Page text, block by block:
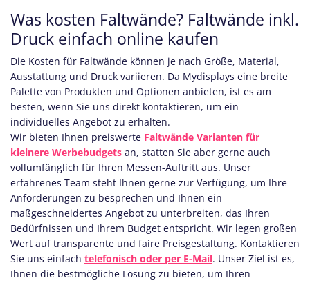
Was kosten Faltwände? Faltwände inkl.
Druck einfach online kaufen
Die Kosten für Faltwände können je nach Größe, Material,
Ausstattung und Druck variieren. Da Mydisplays eine breite
Palette von Produkten und Optionen anbieten, ist es am
besten, wenn Sie uns direkt kontaktieren, um ein
individuelles Angebot zu erhalten.
Wir bieten Ihnen preiswerte Faltwände Varianten für
kleinere Werbebudgets an, statten Sie aber gerne auch
vollumfänglich für Ihren Messen-Auftritt aus. Unser
erfahrenes Team steht Ihnen gerne zur Verfügung, um Ihre
Anforderungen zu besprechen und Ihnen ein
maßgeschneidertes Angebot zu unterbreiten, das Ihren
Bedürfnissen und Ihrem Budget entspricht. Wir legen großen
Wert auf transparente und faire Preisgestaltung. Kontaktieren
Sie uns einfach telefonisch oder per E-Mail. Unser Ziel ist es,
Ihnen die bestmögliche Lösung zu bieten, um Ihren